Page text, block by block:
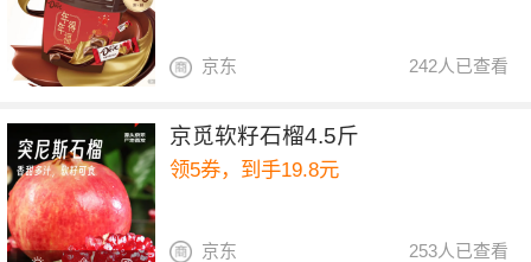
242人已查看
京东
京觅软籽石榴4.5斤
领5券，到手19.8元
253人已查看
京东